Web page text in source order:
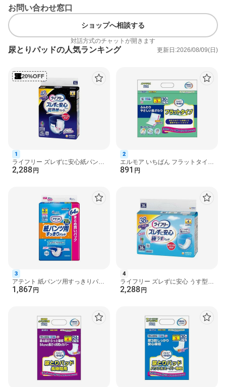
ポイズ 肌ケアパッド 吸水ナプキン 超吸収ワイド 一気に出る多量
モレに安心用 300cc
●すぐに消臭ニオイ戻りも防ぐ、さらに24時間抗菌でニオイ菌の増
●2枚重ねの立体ギャザーとサイドギャザーが横モレを防ぐ
●つけ心地ふんわり
●後ろモレに安心のロング&ワイド形状
●素肌と同じ弱酸性
●ムレにくい全面通気性
●かわいい花柄エンボス
●吸収量の目安：300CC
●サイズ：幅16*長さ35cm
お問い合わせ窓口
ショップへ相談する
対話方式のチャットが開きます
尿とりパッドの人気ランキング 更新日:2026/08/09(日)
20%OFF
1
ライフリー ズレずに安心紙パンツ
専用尿とりパッド 夜用 4回吸収 42
2,288 円
2
エルモア いちばん フラットタイプ
30枚 【エルモア いちばん】 尿と
891 円
3
アテント 紙パンツ用すっきりパッ
ド 2回吸収 64枚入 【アテント】
1,867 円
4
ライフリー ズレずに安心 うす型紙
パンツ専用尿とりパッド 4回吸収
2,288 円